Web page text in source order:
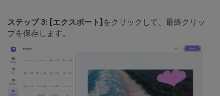
ステップ 3: [エクスポート] をクリックして、最終クリッ
プを保存します。